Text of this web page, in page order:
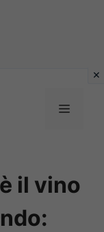
MENU
il vino